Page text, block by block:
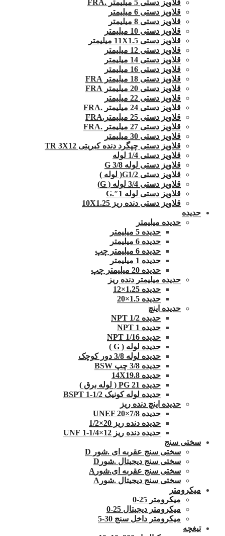
قلاویز دستی 5 میلیمتر .FRA
قلاویز دستی 6 میلیمتر
قلاویز دستی 8 میلیمتر
قلاویز دستی 10 میلیمتر
قلاویز دستی 11X1.5 میلیمتر
قلاویز دستی 12 میلیمتر
قلاویز دستی 14 میلیمتر
قلاویز دستی 16 میلیمتر
قلاویز دستی 18 میلیمتر FRA
قلاویز دستی 20 میلیمتر FRA
قلاویز دستی 22 میلیمتر
قلاویز دستی 24 میلیمتر .FRA
قلاویز دستی 25 میلیمتر.FRA
قلاویز دستی 27 میلیمتر .FRA
قلاویز دستی 30 میلیمتر
قلاویز دستی چپگرد دنده کبریتی TR 3X12
قلاویز دستی 1/4 لوله
قلاویز دستی لوله G 3/8
قلاویز دستی G1/2( لوله )
قلاویز دستی 3/4 لوله ( G)
قلاویز دستی لوله 1″.G
قلاویز دستی دنده ریز 10X1.25
حدیده
حدیده میلیمتر
حدیده 5 میلیمتر
حدیده 6 میلیمتر
حدیده 6 میلیمتر چپ
حدیده 1 میلیمتر
حدیده 20 میلیمتر چپ
حدیده میلیمتر دنده ریز
حدیده 1.25×12
حدیده 1.5×20
حدیده اینچ
حدیده 1/2 NPT
حدیده NPT 1
حدیده 1/16 NPT
حدیده لوله ( G )
حدیده لوله 3/8 دور کوچک
حدیده 3/8 چپ BSW
حدیده 14X19.8
حدیده 21 PG ( لوله برق )
حدیده لوله کونیک 1/2-1 BSPT
حدیده اینچ دنده ریز
حدیده UNEF 20×7/8
حدیده دنده ریز 20×1/2
حدیده دنده ریز 12×1/4-1 UNF
سختی سنج
سختی سنج عقربه ای .شور D
سختی سنج دیجیتال .شورD
سختی سنج عقربه ای.شورA
سختی سنج دیجیتال .شورA
میکرومتر
میکرومتر 25-0
میکرومتر دیجیتال 25-0
میکرومتر داخل سنج 30-5
تیغچه